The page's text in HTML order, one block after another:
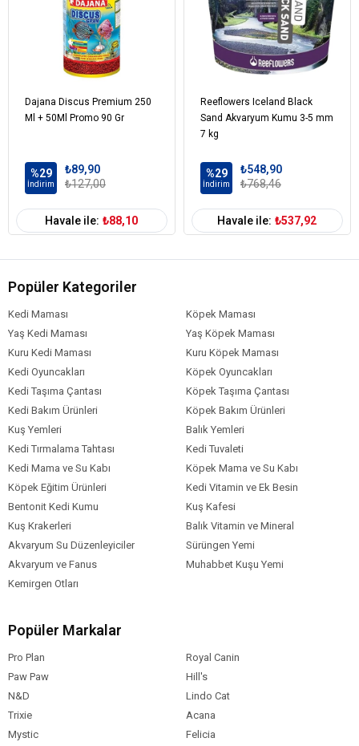
Spinach
Salmon Oil
Terminalia Catappa
Activated Carbon
Paprika
Vitamin A
Vitamin D3
Vitamin C
Vitamin E
DL-Methionin
Beta Glukan
Iron
Iodine
Manganese
Zinc
L-Cartinin
Astaxanthin
Dajana Discus Premium 250
Ml + 50Ml Promo 90 Gr
%29
İndirim
₺89,90
₺127,00
Havale ile: ₺88,10
Reeflowers Iceland Black
Sand Akvaryum Kumu 3-5 mm
7 kg
%29
İndirim
₺548,90
₺768,46
Havale ile: ₺537,92
Popüler Kategoriler
Kedi Maması
Köpek Maması
Yaş Kedi Maması
Yaş Köpek Maması
Kuru Kedi Maması
Kuru Köpek Maması
Kedi Oyuncakları
Köpek Oyuncakları
Kedi Taşıma Çantası
Köpek Taşıma Çantası
Kedi Bakım Ürünleri
Köpek Bakım Ürünleri
Kuş Yemleri
Balık Yemleri
Kedi Tırmalama Tahtası
Kedi Tuvaleti
Kedi Mama ve Su Kabı
Köpek Mama ve Su Kabı
Köpek Eğitim Ürünleri
Kedi Vitamin ve Ek Besin
Bentonit Kedi Kumu
Kuş Kafesi
Kuş Krakerleri
Balık Vitamin ve Mineral
Akvaryum Su Düzenleyiciler
Sürüngen Yemi
Akvaryum ve Fanus
Muhabbet Kuşu Yemi
Kemirgen Otları
Popüler Markalar
Pro Plan
Royal Canin
Paw Paw
Hill's
N&D
Lindo Cat
Trixie
Acana
Mystic
Felicia